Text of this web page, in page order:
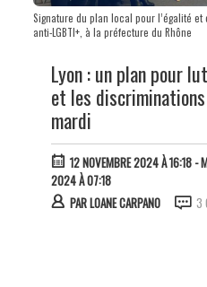
Signature du plan local pour l’égalité
anti-LGBTI+, à la préfecture du Rhône
Lyon : un plan pour
et les
mardi
12 NOVEMBRE 2024 À 16:18-
2024 À 07:18
PARLOANE CARPANO 3